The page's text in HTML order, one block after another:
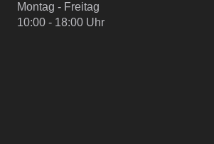
Montag - Freitag
10:00 - 18:00 Uhr